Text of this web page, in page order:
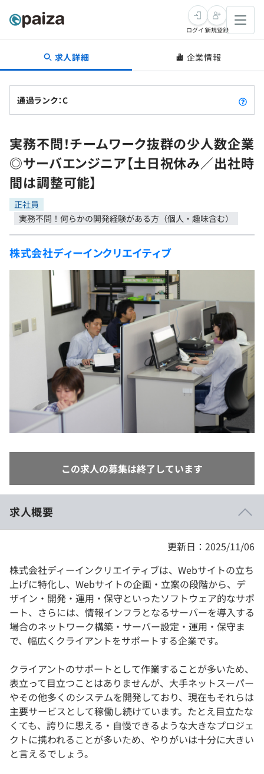
転職・キャリア
転職成功ガイド
転職エージェント
インタビュー
転職成功ガイド
新卒就活
求人検索
本選考
インターン
イベント・セミナー
インタビュー
就活成功ガイド
学習
問題集
4択課題
リファレンス
プラン
個人向けプラン
法人向けプラン
学校向けプラン
プログラミング言語
評価結果一覧
再チャレンジ結果一覧
ゲーム・マンガ
Tech Team Journal
paiza times
note
paizaとは？
ログイン新規登録
求人詳細 企業情報
通過ランク：C
実務不問！チームワーク抜群の少人数企業
◎サーバエンジニア【土日祝休み／出社時
間は調整可能】
正社員
実務不問！何らかの開発経験がある方（個人・趣味含む）
株式会社ディーインクリエイティブ
この求人の募集は終了しています
求人概要
更新日：2025/11/06
株式会社ディーインクリエイティブは、Webサイトの立ち
上げに特化し、Webサイトの企画・立案の段階から、デ
ザイン・開発・運用・保守といったソフトウェア的なサポ
ート、さらには、情報インフラとなるサーバーを導入する
場合のネットワーク構築・サーバー設定・運用・保守ま
で、幅広くクライアントをサポートする企業です。
クライアントのサポートとして作業することが多いため、
表立って目立つことはありませんが、大手ネットスーパー
やその他多くのシステムを開発しており、現在もそれらは
主要サービスとして稼働し続けています。たとえ目立たな
くても、誇りに思える・自慢できるような大きなプロジェ
クトに携われることが多いため、やりがいは十分に大きい
と言えるでしょう。